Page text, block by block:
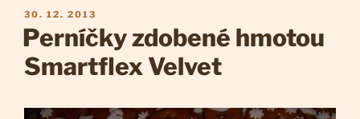
PUBLIKOVÁNO
30. 12. 2013
Perníčky zdobené hmotou
Smartflex Velvet